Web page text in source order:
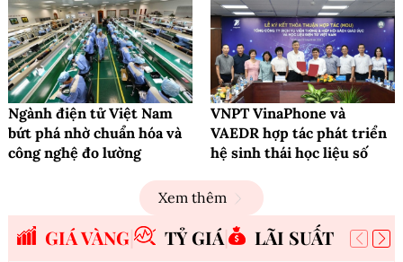
Ngành điện tử Việt Nam
bứt phá nhờ chuẩn hóa và
công nghệ đo lường
VNPT VinaPhone và
VAEDR hợp tác phát triển
hệ sinh thái học liệu số
Xem thêm
GIÁ VÀNG TỶ GIÁ LÃI SUẤT